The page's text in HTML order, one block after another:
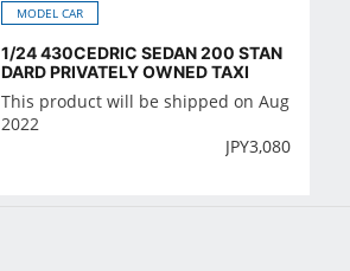
MODEL CAR
1/24 430CEDRIC SEDAN 200 STAN
DARD PRIVATELY OWNED TAXI
This product will be shipped on Aug
2022
JPY3,080